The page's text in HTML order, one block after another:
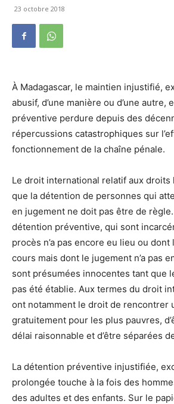
23 octobre 2018
À Madagascar, le maintien injustifié,
abusif, d’une manière ou d’une autre,
préventive perdure depuis des
répercussions catastrophiques sur
fonctionnement de la chaîne pénale.
Le droit international relatif aux droits
que la détention de personnes qui
en jugement ne doit pas être de
détention préventive, qui sont
procès n’a pas encore eu lieu ou
cours mais dont le jugement n’a pas
sont présumées innocentes tant que
pas été établie. Aux termes du droit
ont notamment le droit de rencontrer
gratuitement pour les plus pauvres,
délai raisonnable et d’être séparées
La détention préventive injustifiée,
prolongée touche à la fois des
des adultes et des enfants. Sur le